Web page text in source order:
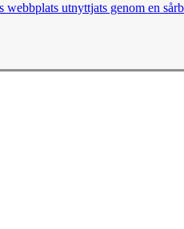
utnyttjats genom en